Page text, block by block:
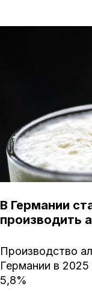
В Германии
производить
Производство
Германии в 2025
5,8%